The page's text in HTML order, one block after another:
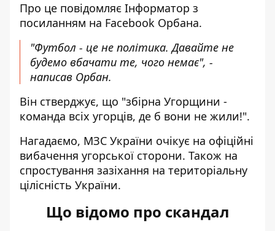
Про це повідомляє Інформатор з
посиланням на Facebook Орбана.
"Футбол - це не політика. Давайте не
будемо вбачати те, чого немає", -
написав Орбан.
Він стверджує, що "збірна Угорщини -
команда всіх угорців, де б вони не жили!".
Нагадаємо, МЗС України очікує на офіційні
вибачення угорської сторони. Також на
спростування зазіхання на територіальну
цілісність України.
Що відомо про скандал